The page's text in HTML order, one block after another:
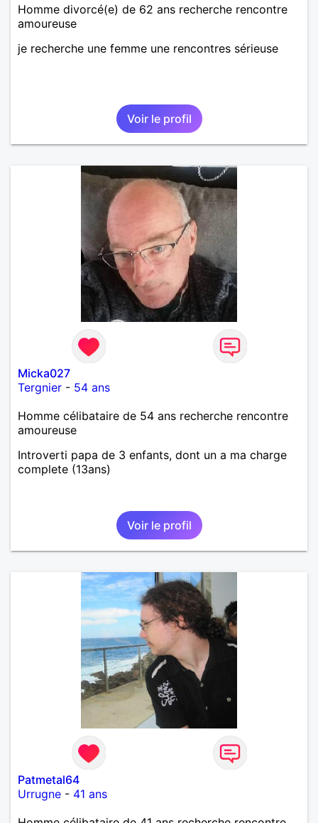
Homme divorcé(e) de 62 ans recherche rencontre
amoureuse
je recherche une femme une rencontres sérieuse
Voir le profil
Micka027
Tergnier - 54 ans
Homme célibataire de 54 ans recherche rencontre
amoureuse
Introverti papa de 3 enfants, dont un a ma charge
complete (13ans)
Voir le profil
Patmetal64
Urrugne - 41 ans